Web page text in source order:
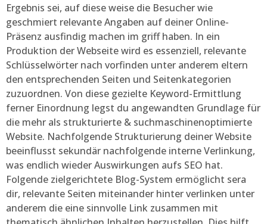
Ergebnis sei, auf diese weise die Besucher wie
geschmiert relevante Angaben auf deiner Online-
Präsenz ausfindig machen im griff haben. In ein
Produktion der Webseite wird es essenziell, relevante
Schlüsselwörter nach vorfinden unter anderem eltern
den entsprechenden Seiten und Seitenkategorien
zuzuordnen. Von diese gezielte Keyword-Ermittlung
ferner Einordnung legst du angewandten Grundlage für
die mehr als strukturierte & suchmaschinenoptimierte
Website. Nachfolgende Strukturierung deiner Website
beeinflusst sekundär nachfolgende interne Verlinkung,
was endlich wieder Auswirkungen aufs SEO hat.
Folgende zielgerichtete Blog-System ermöglicht sera
dir, relevante Seiten miteinander hinter verlinken unter
anderem die eine sinnvolle Link zusammen mit